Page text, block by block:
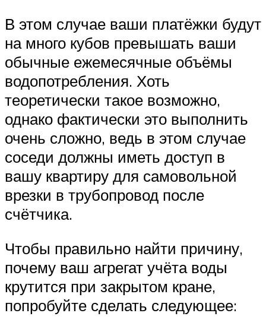
В этом случае ваши платёжки будут
на много кубов превышать ваши
обычные ежемесячные объёмы
водопотребления. Хоть
теоретически такое возможно,
однако фактически это выполнить
очень сложно, ведь в этом случае
соседи должны иметь доступ в
вашу квартиру для самовольной
врезки в трубопровод после
счётчика.
Чтобы правильно найти причину,
почему ваш агрегат учёта воды
крутится при закрытом кране,
попробуйте сделать следующее: